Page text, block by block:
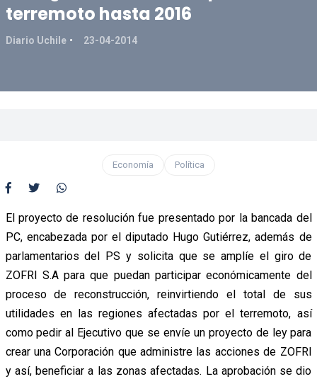
terremoto hasta 2016
Diario Uchile 23-04-2014
Economía Política
El proyecto de resolución fue presentado por la bancada del
PC, encabezada por el diputado Hugo Gutiérrez, además de
parlamentarios del PS y solicita que se amplíe el giro de
ZOFRI S.A para que puedan participar económicamente del
proceso de reconstrucción, reinvirtiendo el total de sus
utilidades en las regiones afectadas por el terremoto, así
como pedir al Ejecutivo que se envíe un proyecto de ley para
crear una Corporación que administre las acciones de ZOFRI
y así, beneficiar a las zonas afectadas. La aprobación se dio